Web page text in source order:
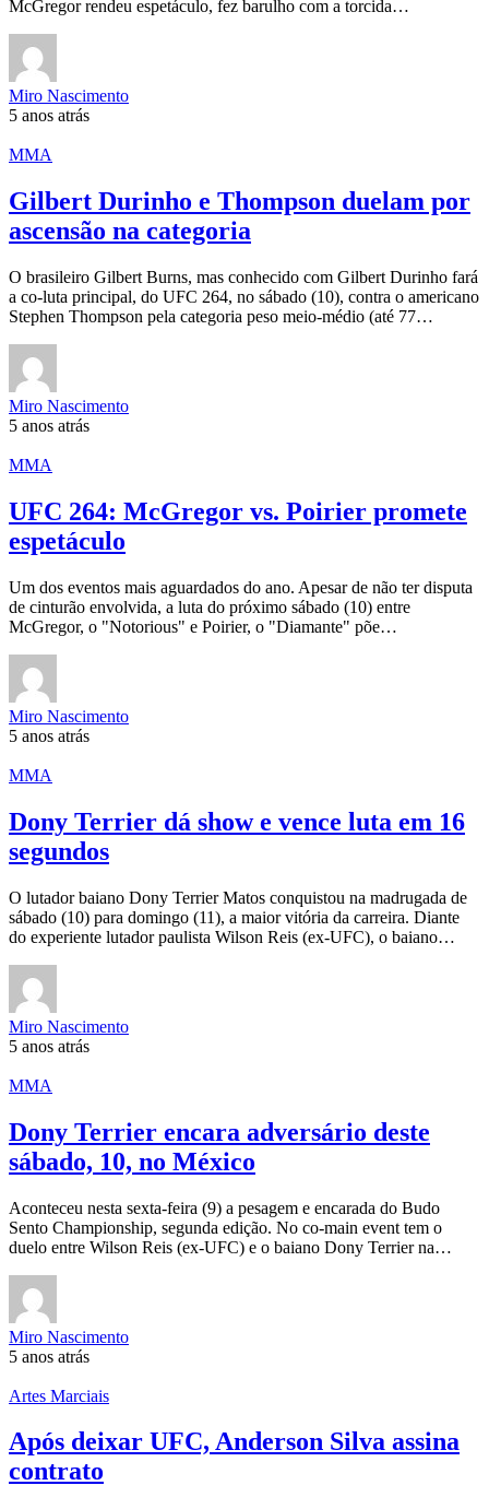
McGregor rendeu espetáculo, fez barulho com a torcida…
Miro Nascimento
5 anos atrás
MMA
Gilbert Durinho e Thompson duelam por
ascensão na categoria
O brasileiro Gilbert Burns, mas conhecido com Gilbert Durinho fará
a co-luta principal, do UFC 264, no sábado (10), contra o americano
Stephen Thompson pela categoria peso meio-médio (até 77…
Miro Nascimento
5 anos atrás
MMA
UFC 264: McGregor vs. Poirier promete
espetáculo
Um dos eventos mais aguardados do ano. Apesar de não ter disputa
de cinturão envolvida, a luta do próximo sábado (10) entre
McGregor, o "Notorious" e Poirier, o "Diamante" põe…
Miro Nascimento
5 anos atrás
MMA
Dony Terrier dá show e vence luta em 16
segundos
O lutador baiano Dony Terrier Matos conquistou na madrugada de
sábado (10) para domingo (11), a maior vitória da carreira. Diante
do experiente lutador paulista Wilson Reis (ex-UFC), o baiano…
Miro Nascimento
5 anos atrás
MMA
Dony Terrier encara adversário deste
sábado, 10, no México
Aconteceu nesta sexta-feira (9) a pesagem e encarada do Budo
Sento Championship, segunda edição. No co-main event tem o
duelo entre Wilson Reis (ex-UFC) e o baiano Dony Terrier na…
Miro Nascimento
5 anos atrás
Artes Marciais
Após deixar UFC, Anderson Silva assina
contrato